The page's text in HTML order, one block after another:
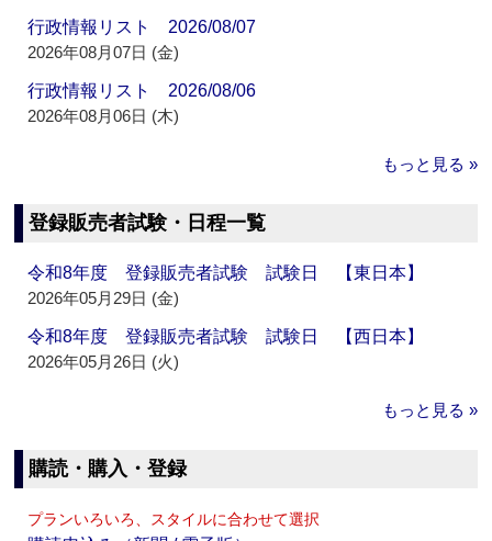
行政情報リスト 2026/08/07
2026年08月07日 (金)
行政情報リスト 2026/08/06
2026年08月06日 (木)
もっと見る »
登録販売者試験・日程一覧
令和8年度 登録販売者試験 試験日 【東日本】
2026年05月29日 (金)
令和8年度 登録販売者試験 試験日 【西日本】
2026年05月26日 (火)
もっと見る »
購読・購入・登録
プランいろいろ、スタイルに合わせて選択